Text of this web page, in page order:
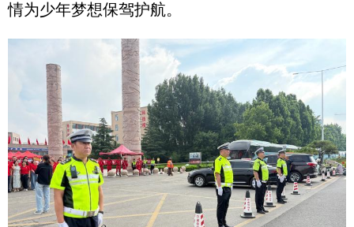
情为少年梦想保驾护航。